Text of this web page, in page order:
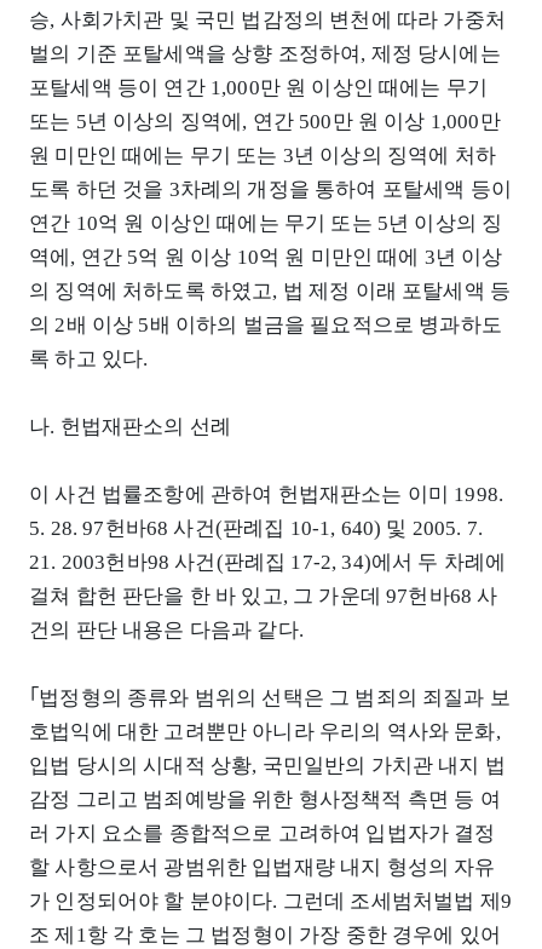
승, 사회가치관 및 국민 법감정의 변천에 따라 가중처
벌의 기준 포탈세액을 상향 조정하여, 제정 당시에는
포탈세액 등이 연간 1,000만 원 이상인 때에는 무기
또는 5년 이상의 징역에, 연간 500만 원 이상 1,000만
원 미만인 때에는 무기 또는 3년 이상의 징역에 처하
도록 하던 것을 3차례의 개정을 통하여 포탈세액 등이
연간 10억 원 이상인 때에는 무기 또는 5년 이상의 징
역에, 연간 5억 원 이상 10억 원 미만인 때에 3년 이상
의 징역에 처하도록 하였고, 법 제정 이래 포탈세액 등
의 2배 이상 5배 이하의 벌금을 필요적으로 병과하도
록 하고 있다.
나. 헌법재판소의 선례
이 사건 법률조항에 관하여 헌법재판소는 이미 1998.
5. 28. 97헌바68 사건(판례집 10-1, 640) 및 2005. 7.
21. 2003헌바98 사건(판례집 17-2, 34)에서 두 차례에
걸쳐 합헌 판단을 한 바 있고, 그 가운데 97헌바68 사
건의 판단 내용은 다음과 같다.
｢법정형의 종류와 범위의 선택은 그 범죄의 죄질과 보
호법익에 대한 고려뿐만 아니라 우리의 역사와 문화,
입법 당시의 시대적 상황, 국민일반의 가치관 내지 법
감정 그리고 범죄예방을 위한 형사정책적 측면 등 여
러 가지 요소를 종합적으로 고려하여 입법자가 결정
할 사항으로서 광범위한 입법재량 내지 형성의 자유
가 인정되어야 할 분야이다. 그런데 조세범처벌법 제9
조 제1항 각 호는 그 법정형이 가장 중한 경우에 있어